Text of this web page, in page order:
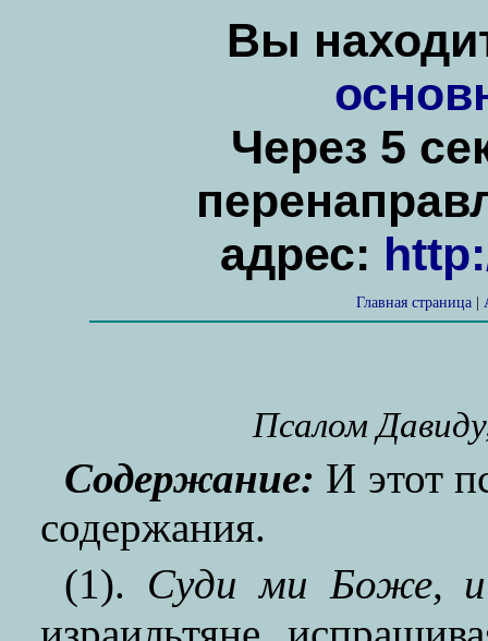
Вы
Через 5
адрес:
Главная страница|
Псалом
Содержание: И этот
содержания.
(1). Суди ми Боже, и